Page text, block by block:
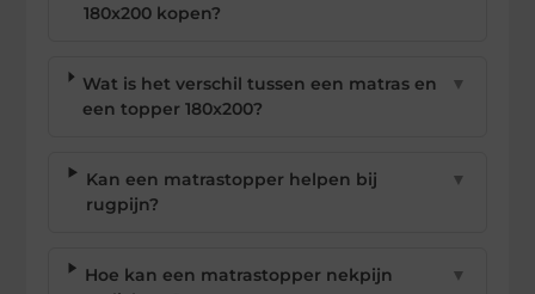
180x200 kopen?
Wat is het verschil tussen een matras en
een topper 180x200?
▼
Kan een matrastopper helpen bij
rugpijn?
▼
Hoe kan een matrastopper nekpijn
▼